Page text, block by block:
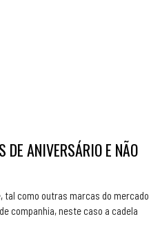
DE ANIVERSÁRIO E NÃO
tal como outras marcas do mercado
companhia, neste caso a cadela